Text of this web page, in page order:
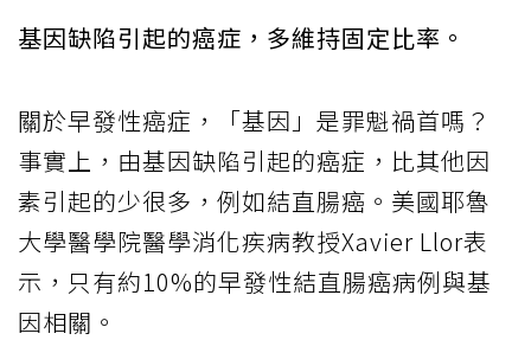
基因缺陷引起的癌症，多維持固定比率。
關於早發性癌症，「基因」是罪魁禍首嗎？
事實上，由基因缺陷引起的癌症，比其他因
素引起的少很多，例如結直腸癌。美國耶魯
大學醫學院醫學消化疾病教授Xavier Llor表
示，只有約10%的早發性結直腸癌病例與基
因相關。